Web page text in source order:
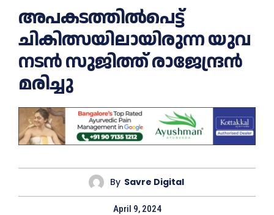
അപകടത്തില്‍പെട്ട്
ചികിത്സയിലായിരുന്ന യുവ
നടൻ സുജിത്ത് രാജേന്ദ്രൻ
മരിച്ചു
By Savre Digital
April 9, 2024